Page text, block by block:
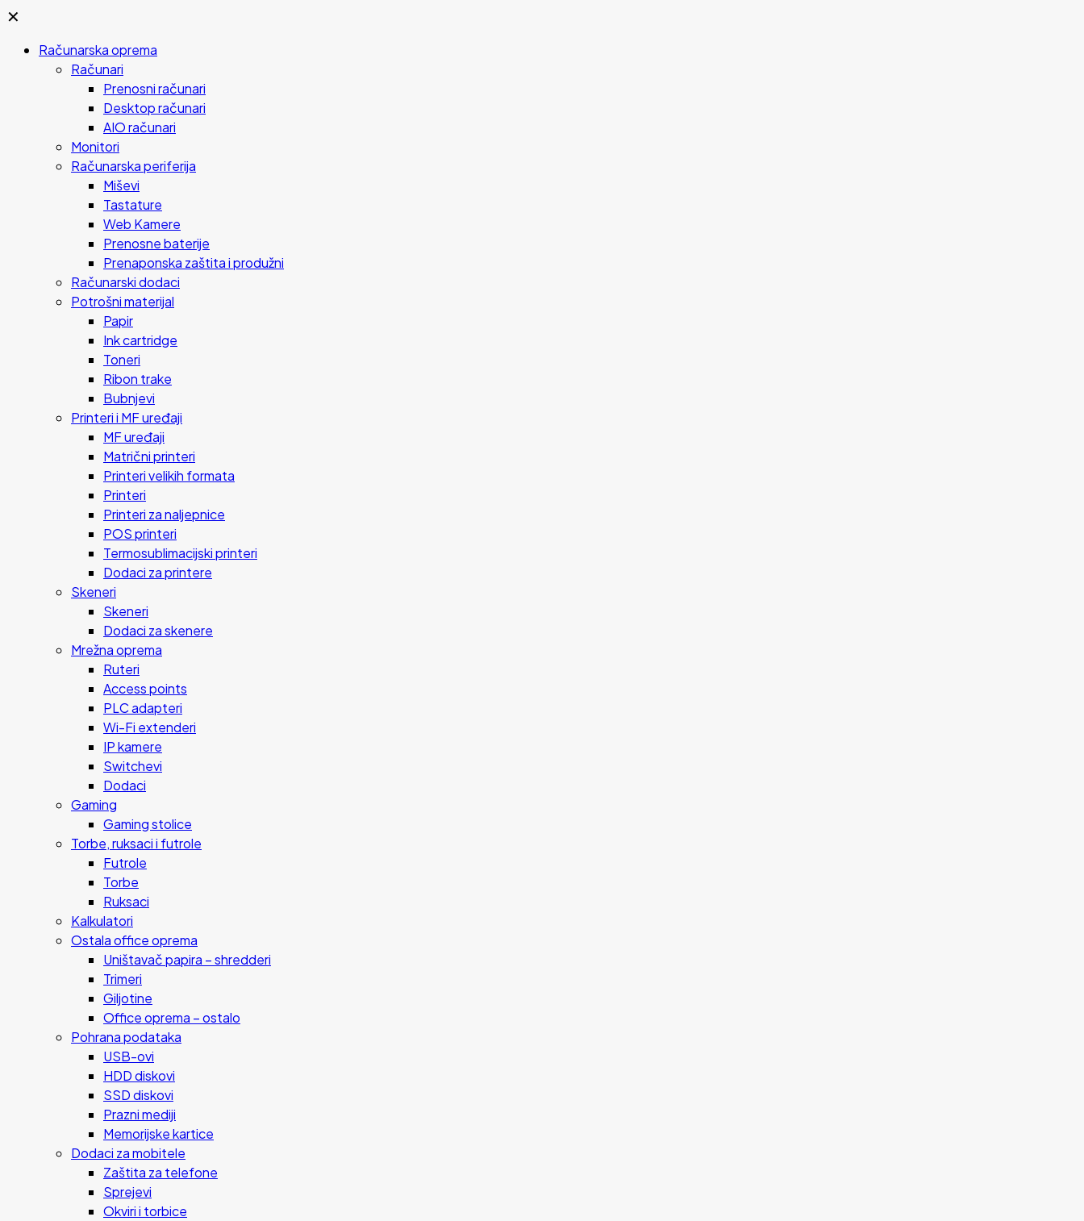
✕
Računarska oprema
Računari
Prenosni računari
Desktop računari
AIO računari
Monitori
Računarska periferija
Miševi
Tastature
Web Kamere
Prenosne baterije
Prenaponska zaštita i produžni
Računarski dodaci
Potrošni materijal
Papir
Ink cartridge
Toneri
Ribon trake
Bubnjevi
Printeri i MF uređaji
MF uređaji
Matrični printeri
Printeri velikih formata
Printeri
Printeri za naljepnice
POS printeri
Termosublimacijski printeri
Dodaci za printere
Skeneri
Skeneri
Dodaci za skenere
Mrežna oprema
Ruteri
Access points
PLC adapteri
Wi-Fi extenderi
IP kamere
Switchevi
Dodaci
Gaming
Gaming stolice
Torbe, ruksaci i futrole
Futrole
Torbe
Ruksaci
Kalkulatori
Ostala office oprema
Uništavač papira – shredderi
Trimeri
Giljotine
Office oprema – ostalo
Pohrana podataka
USB-ovi
HDD diskovi
SSD diskovi
Prazni mediji
Memorijske kartice
Dodaci za mobitele
Zaštita za telefone
Sprejevi
Okviri i torbice